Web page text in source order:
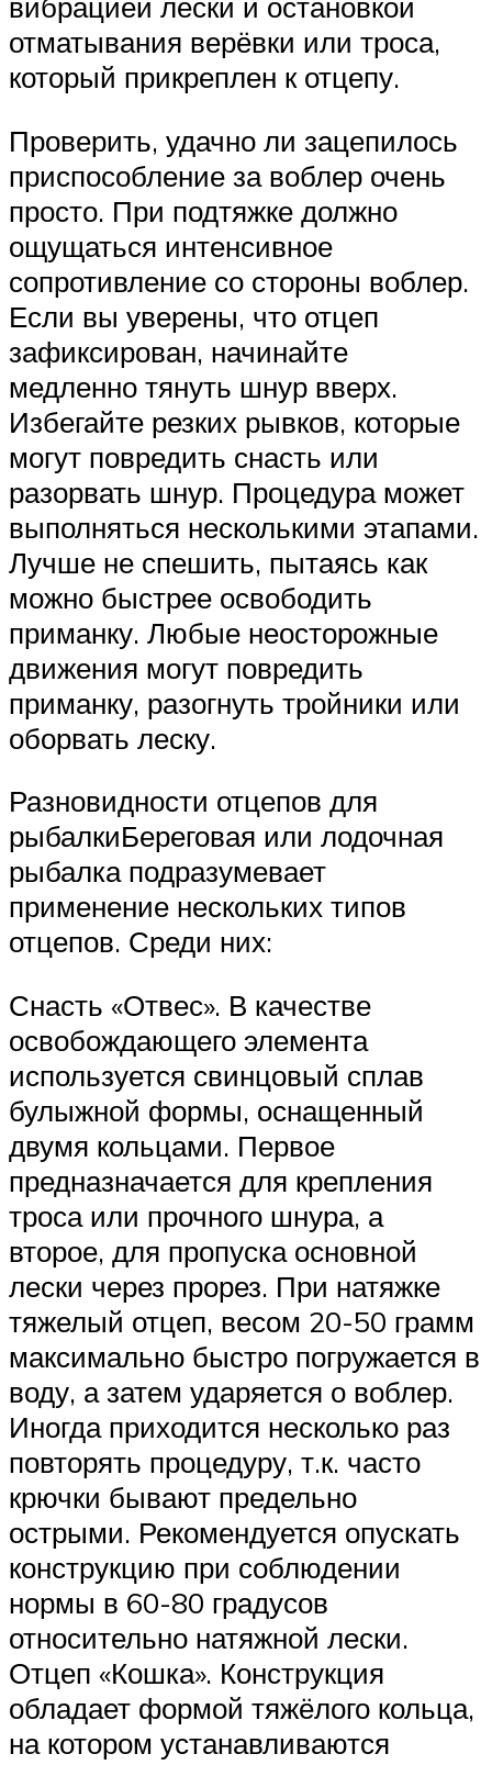
отматывания верёвки или троса,
который прикреплен к отцепу.
Проверить, удачно ли зацепилось
приспособление за воблер очень
просто. При подтяжке должно
ощущаться интенсивное
сопротивление со стороны воблер.
Если вы уверены, что отцеп
зафиксирован, начинайте
медленно тянуть шнур вверх.
Избегайте резких рывков, которые
могут повредить снасть или
разорвать шнур. Процедура может
выполняться несколькими этапами.
Лучше не спешить, пытаясь как
можно быстрее освободить
приманку. Любые неосторожные
движения могут повредить
приманку, разогнуть тройники или
оборвать леску.
Разновидности отцепов для
рыбалкиБереговая или лодочная
рыбалка подразумевает
применение нескольких типов
отцепов. Среди них:
Снасть «Отвес». В качестве
освобождающего элемента
используется свинцовый сплав
булыжной формы, оснащенный
двумя кольцами. Первое
предназначается для крепления
троса или прочного шнура, а
второе, для пропуска основной
лески через прорез. При натяжке
тяжелый отцеп, весом 20-50 грамм
максимально быстро погружается в
воду, а затем ударяется о воблер.
Иногда приходится несколько раз
повторять процедуру, т.к. часто
крючки бывают предельно
острыми. Рекомендуется опускать
конструкцию при соблюдении
нормы в 60-80 градусов
относительно натяжной лески.
Отцеп «Кошка». Конструкция
обладает формой тяжёлого кольца,
на котором устанавливаются